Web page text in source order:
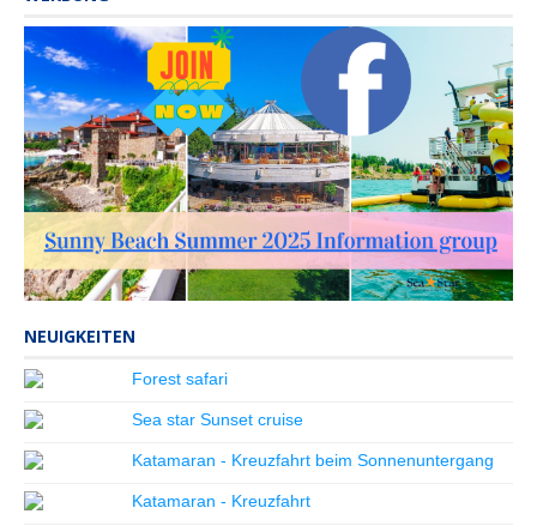
NEUIGKEITEN
Forest safari
Sea star Sunset cruise
Katamaran - Kreuzfahrt beim Sonnenuntergang
Katamaran - Kreuzfahrt